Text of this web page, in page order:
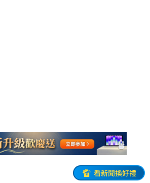
看新聞換好禮